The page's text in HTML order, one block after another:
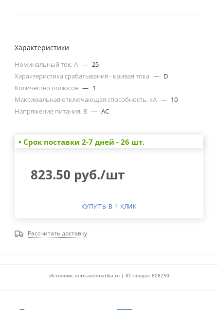
Характеристики
Номинальный ток, А — 25
Характеристика срабатывания - кривая тока — D
Количество полюсов — 1
Максимальная отключающая способность, кА — 10
Напряжение питания, В — AC
• Cрок поставки 2-7 дней - 26 шт.
823.50 руб./шт
КУПИТЬ В 1 КЛИК
Рассчитать доставку
Источник: euro-avtomatika.ru | ID товара: 608250